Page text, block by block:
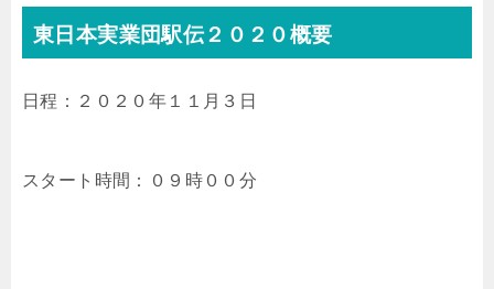
東日本実業団駅伝２０２０概要
日程：２０２０年１１月３日
スタート時間：０９時００分